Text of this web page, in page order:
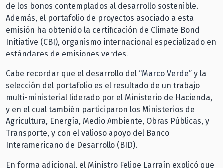
de los bonos contemplados al desarrollo sostenible.
Además, el portafolio de proyectos asociado a esta
emisión ha obtenido la certificación de Climate Bond
Initiative (CBI), organismo internacional especializado en
estándares de emisiones verdes.
Cabe recordar que el desarrollo del “Marco Verde” y la
selección del portafolio es el resultado de un trabajo
multi-ministerial liderado por el Ministerio de Hacienda,
y en el cual también participaron los Ministerios de
Agricultura, Energía, Medio Ambiente, Obras Públicas, y
Transporte, y con el valioso apoyo del Banco
Interamericano de Desarrollo (BID).
En forma adicional, el Ministro Felipe Larraín explicó que